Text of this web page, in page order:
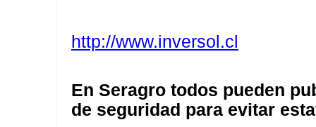
http://www.inversol.cl
En Seragro todos pueden
de seguridad para evitar